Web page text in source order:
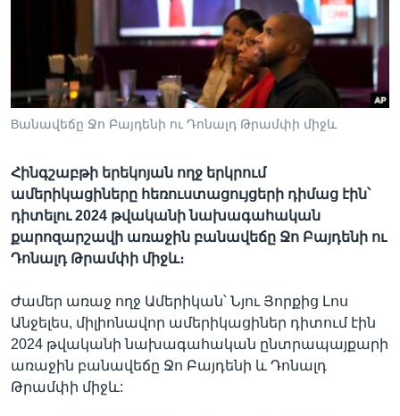
Լեզուներ
Bանավեճը Ջո Բայդենի ու Դոնալդ Թրամփի միջև
Հինգշաբթի երեկոյան ողջ երկրում
ամերիկացիները հեռուստացույցերի դիմաց էին՝
դիտելու 2024 թվականի նախագահական
քարոզարշավի առաջին բանավեճը Ջո Բայդենի ու
Դոնալդ Թրամփի միջև։
Ժամեր առաջ ողջ Ամերիկան՝ Նյու Յորքից Լոս
Անջելես, միլիոնավոր ամերիկացիներ դիտում էին
2024 թվականի նախագահական ընտրապայքարի
առաջին բանավեճը Ջո Բայդենի և Դոնալդ
Թրամփի միջև: